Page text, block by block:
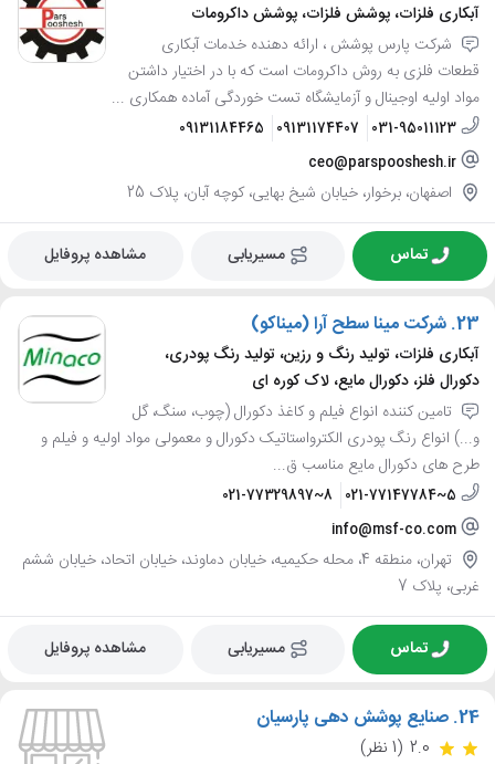
آبکاری فلزات، پوشش فلزات، پوشش داکرومات
شرکت پارس پوشش ، ارائه دهنده خدمات آبکاری
قطعات فلزی به روش داکرومات است که با در اختیار داشتن
مواد اولیه اوجینال و آزمایشگاه تست خوردگی آماده همکاری ...
031-95011123
09131174407
09131184465
ceo@parspooshesh.ir
اصفهان، برخوار، خیابان شیخ بهایی، کوچه آبان، پلاک 25
تماس مسیریابی مشاهده پروفایل
23. شرکت مینا سطح آرا (میناکو)
آبکاری فلزات، تولید رنگ و رزین، تولید رنگ پودری،
دکورال فلز، دکورال مایع، لاک کوره ای
تامین کننده انواع فیلم و کاغذ دکورال (چوب، سنگ، گل
و...) انواع رنگ پودری الکترواستاتیک دکورال و معمولی مواد اولیه و فیلم و
طرح های دکورال مایع مناسب ق...
021-77147784~5
021-77329897~8
info@msf-co.com
تهران، منطقه 4، محله حکیمیه، خیابان دماوند، خیابان اتحاد، خیابان ششم
غربی، پلاک 7
تماس مسیریابی مشاهده پروفایل
24. صنایع پوشش دهی پارسیان
2.0 (1 نظر)